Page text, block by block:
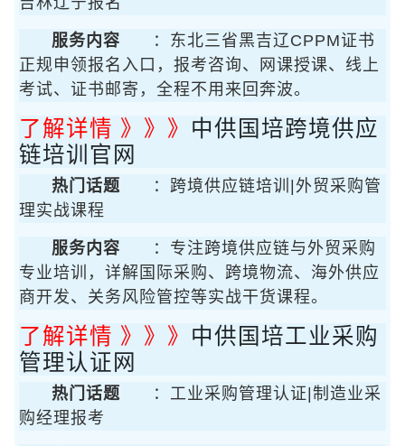
服务内容
：东北三省黑吉辽CPPM证书
正规申领报名入口，报考咨询、网课授课、线上
考试、证书邮寄，全程不用来回奔波。
了解详情 》》》 中供国培跨境供应
链培训官网
热门话题
：跨境供应链培训|外贸采购管
理实战课程
服务内容
：专注跨境供应链与外贸采购
专业培训，详解国际采购、跨境物流、海外供应
商开发、关务风险管控等实战干货课程。
了解详情 》》》 中供国培工业采购
管理认证网
热门话题
：工业采购管理认证|制造业采
购经理报考